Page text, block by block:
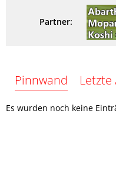
Partner:
Pinnwand
Es wurden noch keine